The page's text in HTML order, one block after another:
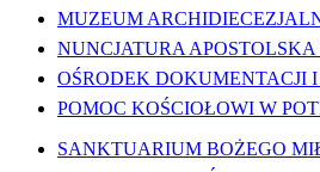
MUZEUM
NUNCJATURA APOSTOLSKA
OŚRODEK DOKUMENTACJI
POMOC KOŚCIOŁOWI W
SANKTUARIUM BOŻEGO